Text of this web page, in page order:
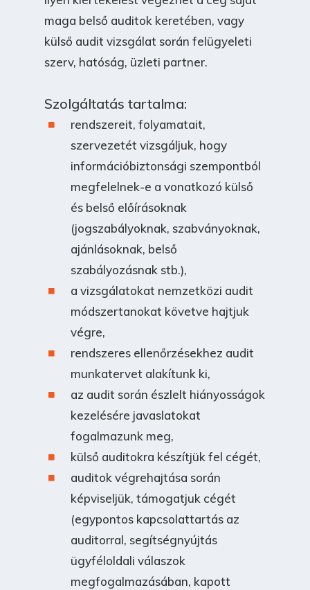
maga belső auditok keretében, vagy
külső audit vizsgálat során felügyeleti
szerv, hatóság, üzleti partner.
Szolgáltatás tartalma:
rendszereit, folyamatait,
szervezetét vizsgáljuk, hogy
információbiztonsági szempontból
megfelelnek-e a vonatkozó külső
és belső előírásoknak
(jogszabályoknak, szabványoknak,
ajánlásoknak, belső
szabályozásnak stb.),
a vizsgálatokat nemzetközi audit
módszertanokat követve hajtjuk
végre,
rendszeres ellenőrzésekhez audit
munkatervet alakítunk ki,
az audit során észlelt hiányosságok
kezelésére javaslatokat
fogalmazunk meg,
külső auditokra készítjük fel cégét,
auditok végrehajtása során
képviseljük, támogatjuk cégét
(egypontos kapcsolattartás az
auditorral, segítségnyújtás
ügyféloldali válaszok
megfogalmazásában, kapott